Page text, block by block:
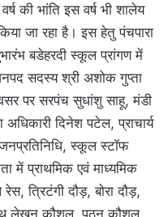
की भांति इस वर्ष भी शालेय
जा रहा है। इस हेतु पंचपारा
बडेहरदी स्कूल प्रांगण में
सदस्य श्री अशोक गुप्ता
पर सरपंच सुधांशु साहू, मंडी
दिनेश पटेल, प्राचार्य
स्कूल स्टॉफ
में प्राथमिक एवं माध्यमिक
त्रिटंगी दौड़, बोरा दौड़,
लेखन कौशल, पठन कौशल,